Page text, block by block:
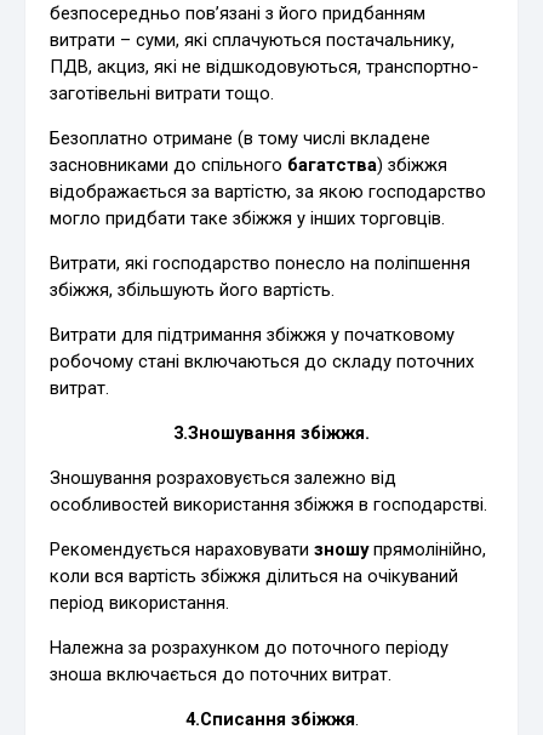
безпосередньо пов’язані з його придбанням
витрати – суми, які сплачуються постачальнику,
ПДВ, акциз, які не відшкодовуються, транспортно-
заготівельні витрати тощо.
Безоплатно отримане (в тому числі вкладене
засновниками до спільного багатства) збіжжя
відображається за вартістю, за якою господарство
могло придбати таке збіжжя у інших торговців.
Витрати, які господарство понесло на поліпшення
збіжжя, збільшують його вартість.
Витрати для підтримання збіжжя у початковому
робочому стані включаються до складу поточних
витрат.
3.Зношування збіжжя.
Зношування розраховується залежно від
особливостей використання збіжжя в господарстві.
Рекомендується нараховуватизношупрямолінійно,
коли вся вартість збіжжя ділиться на очікуваний
період використання.
Належна за розрахунком до поточного періоду
зноша включається до поточних витрат.
4.Списання збіжжя.